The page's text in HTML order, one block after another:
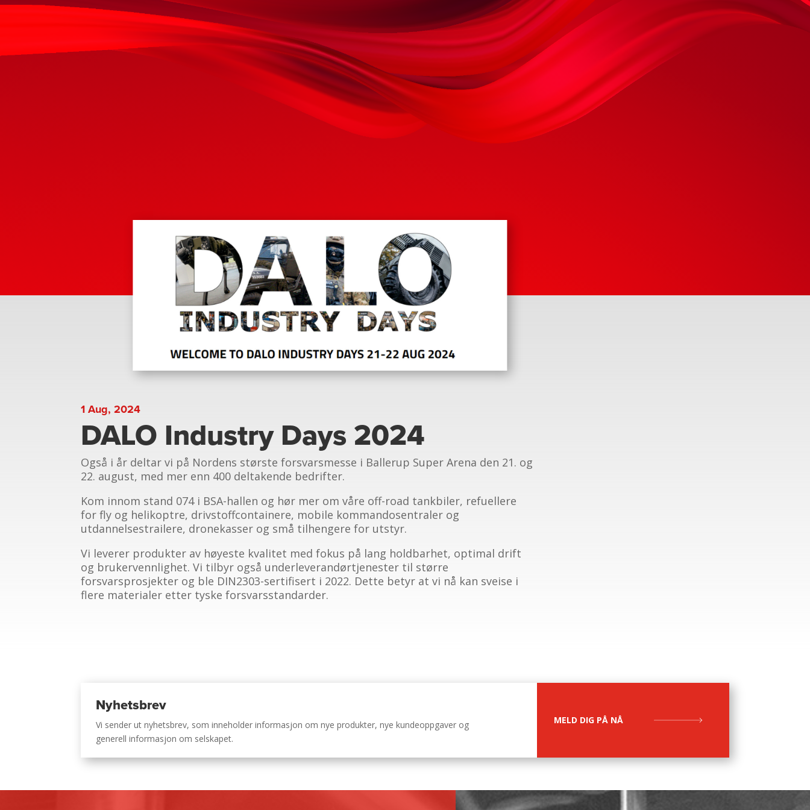
1 Aug, 2024
DALO Industry Days 2024
Også i år deltar vi på Nordens største forsvarsmesse i Ballerup Super Arena den 21. og
22. august, med mer enn 400 deltakende bedrifter.
Kom innom stand 074 i BSA-hallen og hør mer om våre off-road tankbiler, refuellere
for fly og helikoptre, drivstoffcontainere, mobile kommandosentraler og
utdannelsestrailere, dronekasser og små tilhengere for utstyr.
Vi leverer produkter av høyeste kvalitet med fokus på lang holdbarhet, optimal drift
og brukervennlighet. Vi tilbyr også underleverandørtjenester til større
forsvarsprosjekter og ble DIN2303-sertifisert i 2022. Dette betyr at vi nå kan sveise i
flere materialer etter tyske forsvarsstandarder.
Nyhetsbrev
Vi sender ut nyhetsbrev, som inneholder informasjon om nye produkter, nye kundeoppgaver og
generell informasjon om selskapet.
MELD DIG PÅ NÅ